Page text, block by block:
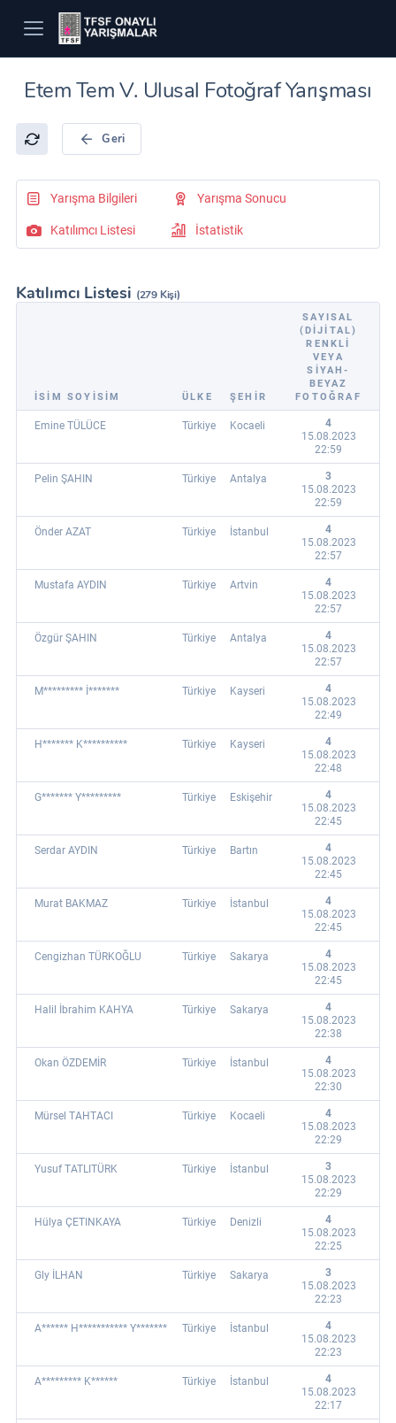
Etem Tem V. Ulusal Fotoğraf Yarışması
Geri
Yarışma Bilgileri Yarışma Sonucu
Katılımcı Listesi İstatistik
Katılımcı Listesi (279 Kişi)
İSİM SOYİSİM ÜLKE ŞEHİR
SAYISAL
(DIJITAL)
RENKLI
VEYA
SIYAH-
BEYAZ
FOTOĞRAF
Emine TÜLÜCE Türkiye Kocaeli
4
15.08.2023
22:59
Pelin ŞAHIN Türkiye Antalya
3
15.08.2023
22:59
Önder AZAT Türkiye İstanbul
4
15.08.2023
22:57
Mustafa AYDIN Türkiye Artvin
4
15.08.2023
22:57
Özgür ŞAHIN Türkiye Antalya
4
15.08.2023
22:57
M********* İ******* Türkiye Kayseri
4
15.08.2023
22:49
H******* K********** Türkiye Kayseri
4
15.08.2023
22:48
G******* Y********* Türkiye Eskişehir
4
15.08.2023
22:45
Serdar AYDIN Türkiye Bartın
4
15.08.2023
22:45
Murat BAKMAZ Türkiye İstanbul
4
15.08.2023
22:45
Cengizhan TÜRKOĞLU Türkiye Sakarya
4
15.08.2023
22:45
Halil İbrahim KAHYA Türkiye Sakarya
4
15.08.2023
22:38
Okan ÖZDEMİR Türkiye İstanbul
4
15.08.2023
22:30
Mürsel TAHTACI Türkiye Kocaeli
4
15.08.2023
22:29
Yusuf TATLITÜRK Türkiye İstanbul
3
15.08.2023
22:29
Hülya ÇETINKAYA Türkiye Denizli
4
15.08.2023
22:25
Gly İLHAN Türkiye Sakarya
3
15.08.2023
22:23
A****** H*********** Y******* Türkiye İstanbul
4
15.08.2023
22:23
A********* K****** Türkiye İstanbul
4
15.08.2023
22:17